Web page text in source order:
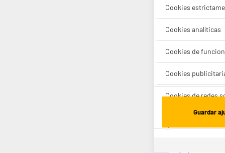
Cookies
Cookies analíticas
Cookies de
Cookies
Cookies de redes
Cookies
Guardar